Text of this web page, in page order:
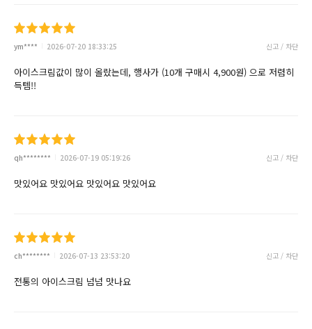
ym**** 2026-07-20 18:33:25 신고 / 차단
아이스크림값이 많이 올랐는데, 행사가 (10개 구매시 4,900원) 으로 저렴히
득템!!
qh******** 2026-07-19 05:19:26 신고 / 차단
맛있어요 맛있어요 맛있어요 맛있어요
ch******** 2026-07-13 23:53:20 신고 / 차단
전통의 아이스크림 넘넘 맛나요